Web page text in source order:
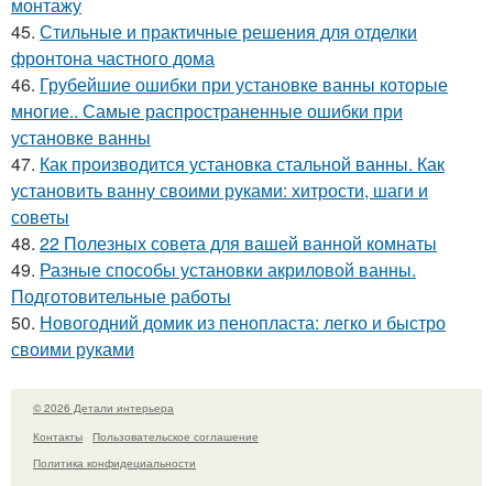
45. Стильные и практичные решения для отделки
фронтона частного дома
46. Грубейшие ошибки при установке ванны которые
многие.. Самые распространенные ошибки при
установке ванны
47. Как производится установка стальной ванны. Как
установить ванну своими руками: хитрости, шаги и
советы
48. 22 Полезных совета для вашей ванной комнаты
49. Разные способы установки акриловой ванны.
Подготовительные работы
50. Новогодний домик из пенопласта: легко и быстро
своими руками
© 2026 Детали интерьера
Контакты
Пользовательское соглашение
Политика конфидециальности